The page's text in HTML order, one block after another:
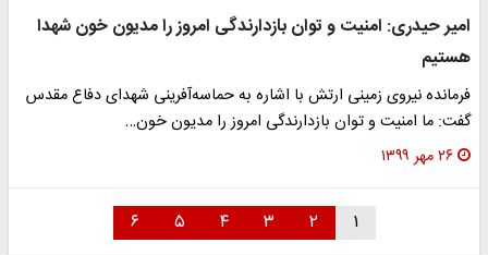
امیر حیدری: امنیت و توان بازدارندگی امروز را مدیون خون شهدا
هستیم
فرمانده نیروی زمینی ارتش با اشاره به حماسه‌آفرینی شهدای دفاع مقدس
گفت: ما امنیت و توان بازدارندگی امروز را مدیون خون…
۲۶ مهر ۱۳۹۹
۱ ۲ ۳ ۴ ۵ ۶